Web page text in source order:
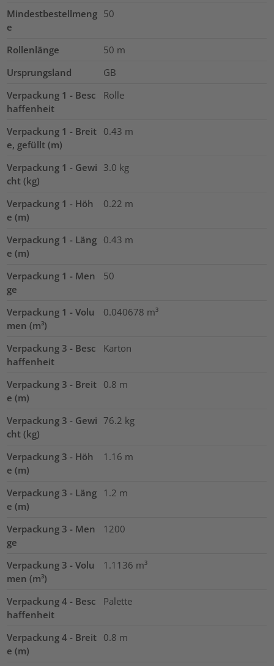
Mindestbestellmeng
e
50
Rollenlänge 50 m
Ursprungsland
GB
Verpackung 1 - Besc
haffenheit
Rolle
Verpackung 1 - Breit
e, gefüllt (m)
0.43 m
Verpackung 1 - Gewi
cht (kg)
3.0 kg
Verpackung 1 - Höh
e (m)
0.22 m
Verpackung 1 - Läng
e (m)
0.43 m
Verpackung 1 - Men
ge
50
Verpackung 1 - Volu
men (m³)
0.040678 m³
Verpackung 3 - Besc
haffenheit
Karton
Verpackung 3 - Breit
e (m)
0.8 m
Verpackung 3 - Gewi
cht (kg)
76.2 kg
Verpackung 3 - Höh
e (m)
1.16 m
Verpackung 3 - Läng
e (m)
1.2 m
Verpackung 3 - Men
ge
1200
Verpackung 3 - Volu
men (m³)
1.1136 m³
Verpackung 4 - Besc
haffenheit
Palette
Verpackung 4 - Breit
e (m)
0.8 m